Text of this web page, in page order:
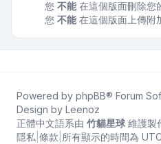
您 不能在這個版面刪除您
您 不能在這個版面上傳附
Powered by phpBB® Forum
Design by Leenoz
正體中文語系由 竹貓星球 維護製
隱私 條款 所有顯示的時間為